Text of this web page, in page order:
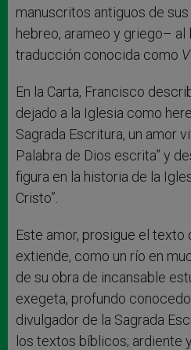
manuscritos antiguos de
hebreo, arameo y griego– al
traducción conocida como
En la Carta, Francisco
dejado a la Iglesia como
Sagrada Escritura, un amor
Palabra de Dios escrita” y
figura en la historia de la
Cristo”.
Este amor, prosigue el texto
extiende, como un río en
de su obra de incansable
exegeta, profundo
divulgador de la Sagrada
los textos bíblicos; ardiente